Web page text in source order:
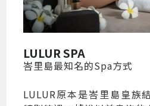
LULUR SPA
峇里島最知名的Spa方式
LULUR原本是峇里島皇族